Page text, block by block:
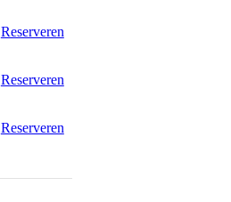
Reserveren
Reserveren
Reserveren